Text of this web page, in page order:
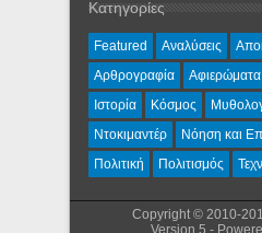
Κατηγορίες
Featured Αναλύσεις
Αρθρογραφία
Αφιερώματα
Ιστορία
Κόσμος
Ντοκιμαντέρ
Νόηση και
Πολιτική
Πολιτισμός
Copyright © 2010-